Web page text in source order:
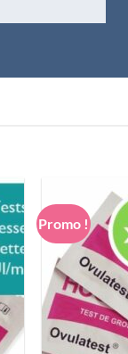
Promo !